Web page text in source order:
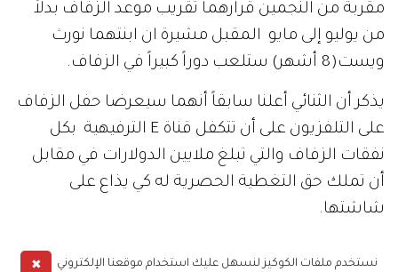
مقربة من النجمين قرارهما تقريب موعد الزفاف بدلاً
من يوليو إلى مايو المقبل مشيرة ان ابنتهما نورث
ويست(8 أشهر) ستلعب دوراً كبيراً في الزفاف.
يذكر أن الثنائي أعلنا سابقاً أنهما سيعرضا حفل الزفاف
على التلفزيون على أن تتكفل قناة E الترفيهية بكل
نفقات الزفاف والتي تبلغ ملايين الدولارات في مقابل
أن تملك حق التغطية الحصرية له كي يذاع على
شاشتها.
زفاف المشاهير كانييه ويست مشاهير العالم ✖
نستخدم ملفات الكوكيز لنسهل عليك استخدام موقعنا الإلكتروني